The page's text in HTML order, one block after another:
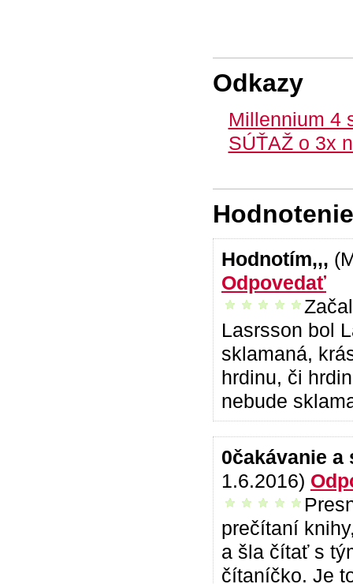
Odkazy
Millennium 4
SÚŤAŽ o 3x
Hodnotím,,,
Odpovedať
vrelo odporúčam
Lasrsson bol
sklamaná,
hrdinu, či
nebude
0čakávanie
1.6.2016)
vrelo odporúčam
prečítaní
a šla čítať s
čítaníčko. Je